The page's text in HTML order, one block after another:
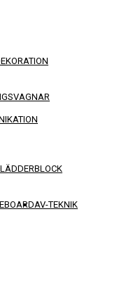
AV-TEKNIK